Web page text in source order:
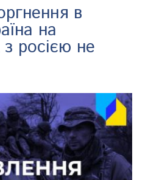
в
на
росією не